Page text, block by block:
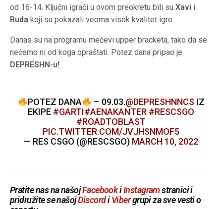
od 16-14. Ključni igrači u ovom preokretu bili suXavi i
Ruda koji su pokazali veoma visok kvalitet igre.
Danas su na programu mečevi upper bracketa, tako da se
nećemo ni od koga opraštati. Potez dana pripao je
DEPRESHN-u!
POTEZ DANA – 09.03.@DEPRESHNNCS IZ
EKIPE #GARTI#AENAKANTER #RESCSGO
#ROADTOBLAST
PIC.TWITTER.COM/JVJHSNMOF5
— RES CSGO (@RESCSGO) MARCH 10, 2022
Pratite nas na našojFacebookiInstagramstranici i
pridružite se našojDiscordiVibergrupi za sve vesti o